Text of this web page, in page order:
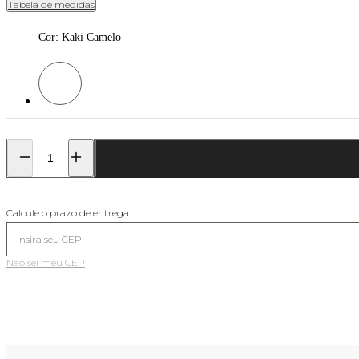
Tabela de medidas
Cor: Kaki Camelo
Cor: Kaki Camelo
Calcule o prazo de entrega
Não sei meu CEP